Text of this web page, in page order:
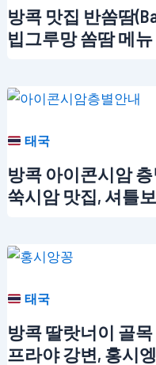
방콕 맛집 반쏨땀
빕그루망 쏨땀 메
태국
방콕 아이콘시암
쑥시암 맛집, 셔틀
태국
방콕 딸랏너이 골
프라야 강변, 홍시